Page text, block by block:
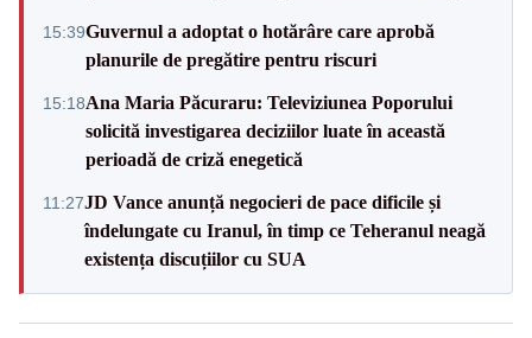
15:39Guvernul a adoptat o hotărâre care aprobă
planurile de pregătire pentru riscuri
15:18Ana Maria Păcuraru: Televiziunea Poporului
solicită investigarea deciziilor luate în această
perioadă de criză enegetică
11:27JD Vance anunță negocieri de pace dificile și
îndelungate cu Iranul, în timp ce Teheranul neagă
existența discuțiilor cu SUA